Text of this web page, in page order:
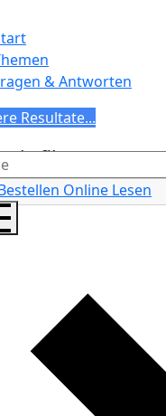
& Antworten
Resultate...
filters
Online Lesen